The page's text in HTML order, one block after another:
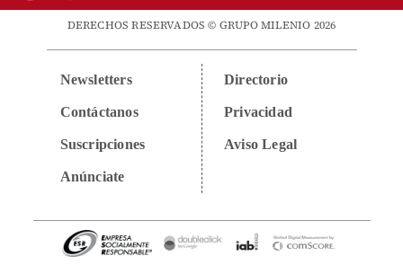
DERECHOS RESERVADOS © GRUPO MILENIO 2026
Newsletters
Contáctanos
Suscripciones
Anúnciate
Directorio
Privacidad
Aviso Legal